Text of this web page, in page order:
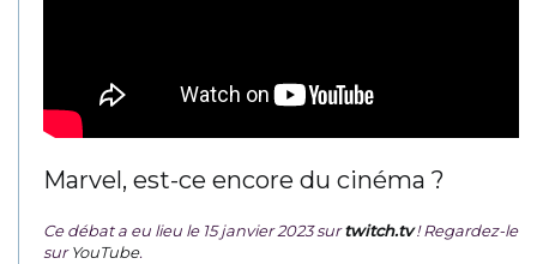
Marvel, est-ce encore du cinéma ?
Ce débat a eu lieu le 15 janvier 2023 surtwitch.tv ! Regardez-le
surYouTube.